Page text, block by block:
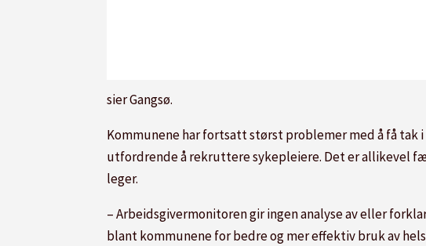
sier Gangsø.
Kommunene har fortsatt størst problemer med å få tak
utfordrende å rekruttere sykepleiere. Det er allikevel
leger.
– Arbeidsgivermonitoren gir ingen analyse av eller
blant kommunene for bedre og mer effektiv bruk av